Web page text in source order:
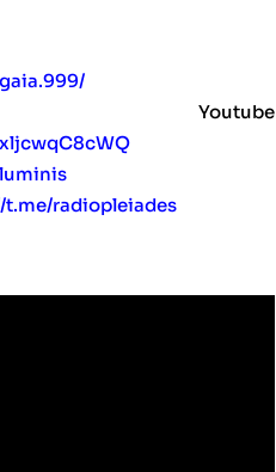
t.me/radiopleiades